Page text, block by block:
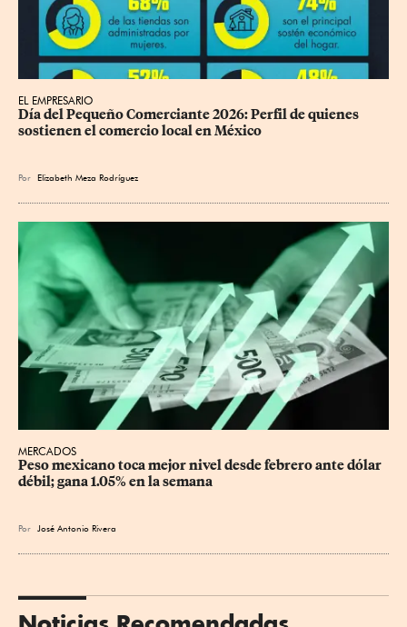
EL EMPRESARIO
Día del Pequeño Comerciante 2026: Perfil de quienes
sostienen el comercio local en México
Por Elizabeth Meza Rodríguez
MERCADOS
Peso mexicano toca mejor nivel desde febrero ante dólar
débil; gana 1.05% en la semana
Por José Antonio Rivera